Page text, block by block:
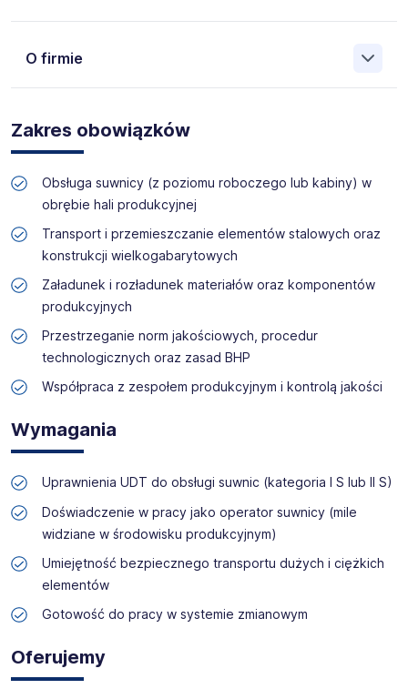
O firmie
o ponad 70-letnim doświadczeniu, działająca w 82
krajach. Na polskim rynku jesteśmy od 2001 roku i obecnie
posiadamy prawie 35 oddziałów w całym kraju. Naszym
celem jest otwieranie przed kandydatami nowych
możliwości, pomoc w znalezieniu pracy odpowiadającej
ich kwalifikacjom i doświadczeniu. Więcej informacji na
temat Manpower znajduje się na www.manpower.pl
zyskać profesjonalne doradztwo i wymarzoną pracę!
Zakres obowiązków
Obsługa suwnicy (z poziomu roboczego lub kabiny) w
obrębie hali produkcyjnej
Transport i przemieszczanie elementów stalowych oraz
konstrukcji wielkogabarytowych
Załadunek i rozładunek materiałów oraz komponentów
produkcyjnych
Przestrzeganie norm jakościowych, procedur
technologicznych oraz zasad BHP
Współpraca z zespołem produkcyjnym i kontrolą jakości
Wymagania
Uprawnienia UDT do obsługi suwnic (kategoria I S lub II S)
Doświadczenie w pracy jako operator suwnicy (mile
widziane w środowisku produkcyjnym)
Umiejętność bezpiecznego transportu dużych i ciężkich
elementów
Gotowość do pracy w systemie zmianowym
Oferujemy